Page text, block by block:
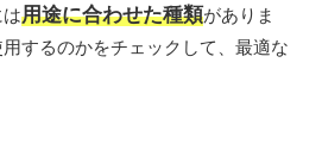
用途に合わせた種類がありま
するのかをチェックして、最適な